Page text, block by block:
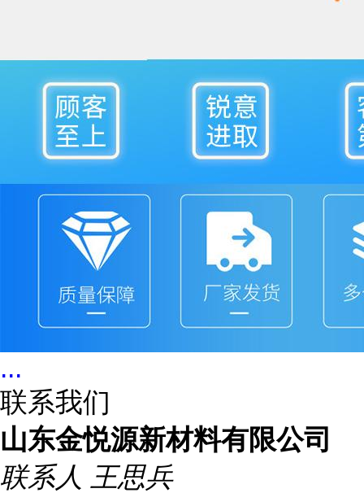
...
联系我们
山东金悦源新材料有限公司
联系人 王思兵